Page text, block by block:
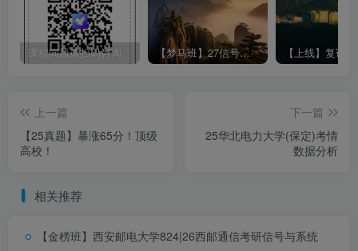
课程问题请扫码咨询 【梦马班】27信号与系统全程班开课啦！
上一篇
【25真题】暴涨65分！顶级
高校！
下一篇
25华北电力大学(保定)考情
数据分析
相关推荐
【金榜班】西安邮电大学824|26西邮通信考研信号与系统